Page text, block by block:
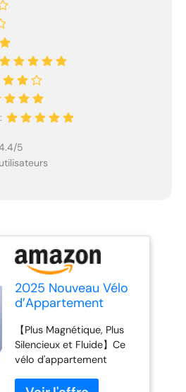
5
2025 Nouveau Vélo
d’Appartement
d’Exercice avec
Moniteur LCD et
Mesure du Pouls
Manuel, Velo d
【Plus Magnétique, Plus
Silencieux et Fluide】Ce
vélo d'appartement
système de résistance